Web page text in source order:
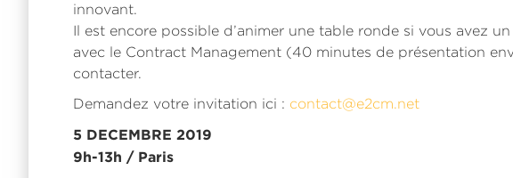
innovant.
Il est encore possible d’animer une table ronde si vous avez
avec le Contract Management (40 minutes de présentation
contacter.
Demandez votre invitation ici : contact@e2cm.net
5 DECEMBRE 2019
9h-13h / Paris